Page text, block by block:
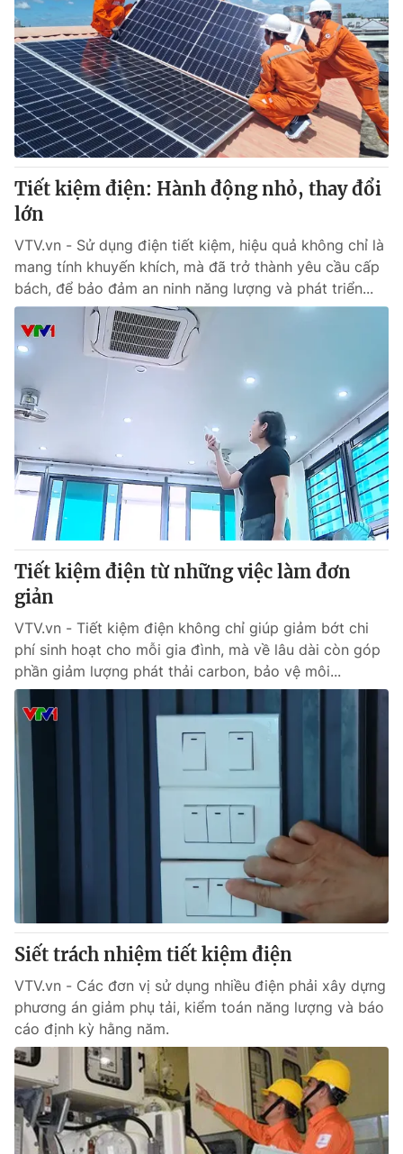
Tiết kiệm điện: Hành động nhỏ, thay đổi
lớn
VTV.vn - Sử dụng điện tiết kiệm, hiệu quả không chỉ là
mang tính khuyến khích, mà đã trở thành yêu cầu cấp
bách, để bảo đảm an ninh năng lượng và phát triển...
Tiết kiệm điện từ những việc làm đơn
giản
VTV.vn - Tiết kiệm điện không chỉ giúp giảm bớt chi
phí sinh hoạt cho mỗi gia đình, mà về lâu dài còn góp
phần giảm lượng phát thải carbon, bảo vệ môi...
Siết trách nhiệm tiết kiệm điện
VTV.vn - Các đơn vị sử dụng nhiều điện phải xây dựng
phương án giảm phụ tải, kiểm toán năng lượng và báo
cáo định kỳ hằng năm.